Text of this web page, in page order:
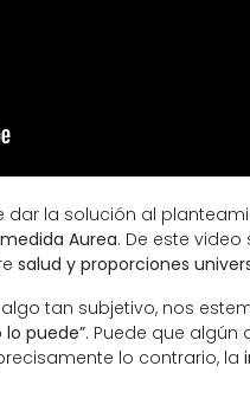
dar la solución al
medida Aurea. De este
salud y proporciones
tan subjetivo, nos
puede”. Puede que algún
lo contrario, la